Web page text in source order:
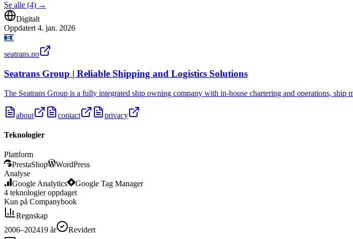
Se alle (4) →
Digitalt
Oppdatert 4. jan. 2026
seatrans.no
Seatrans Group | Reliable Shipping and Logistics Solutions
The Seatrans Group is a fully integrated ship owning company with in-house chartering and operations, ship
about contact privacy
Teknologier
Plattform
PrestaShop
WordPress
Analyse
Google Analytics
Google Tag Manager
4 teknologier oppdaget
Kun på Companybook
Regnskap
2006–202419 år
Revidert